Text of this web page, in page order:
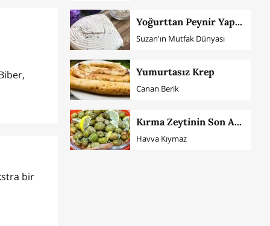
bir
Yoğurttan Peynir Yapımı
Suzan'ın Mutfak Dünyası
Yumurtasız Krep
Canan Berik
Kırma Zeytinin Son Aşaması
Havva Kıymaz